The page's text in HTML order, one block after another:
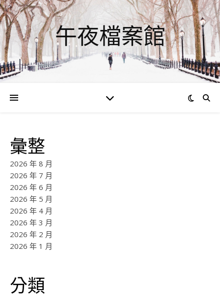
午夜檔案館
彙整
2026 年 8 月
2026 年 7 月
2026 年 6 月
2026 年 5 月
2026 年 4 月
2026 年 3 月
2026 年 2 月
2026 年 1 月
分類